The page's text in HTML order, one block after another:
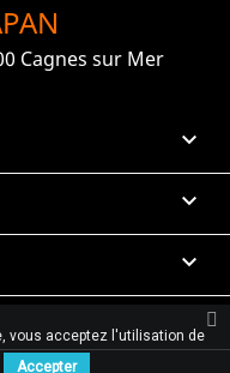
Cagnes sur Mer



vous acceptez l'utilisation de
Accepter